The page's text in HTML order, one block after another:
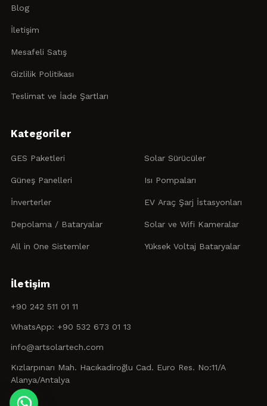
Blog
İletişim
Mesafeli Satış
Gizlilik Politikası
Teslimat ve İade Şartları
Kategoriler
GES Paketleri
Güneş Panelleri
İnverterler
Depolama / Bataryalar
All in One Sistemler
Solar Sürücüler
Isı Pompaları
EV Araç Şarj İstasyonları
Solar ve Wifi Kameralar
Yüksek Voltaj Bataryalar
İletişim
+90 242 511 01 11
WhatsApp: +90 532 673 01 13
info@artsolartech.com
Kızlarpınarı Mah. Hacıkadiroğlu Cad. Euro Res. No:11/A
Alanya/Antalya